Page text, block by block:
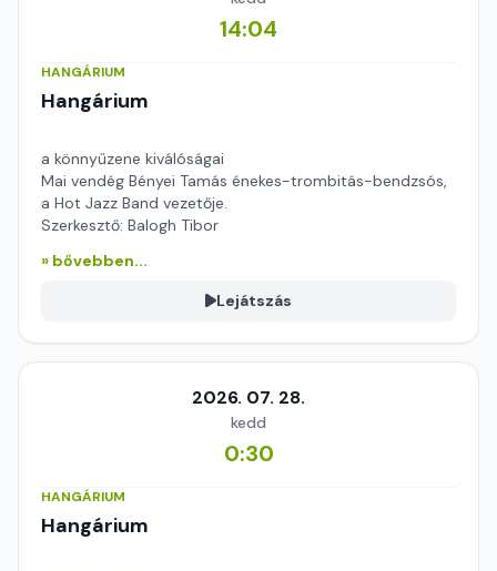
14:04
HANGÁRIUM
Hangárium
a könnyűzene kiválóságai
Mai vendég Bényei Tamás énekes-trombitás-bendzsós,
a Hot Jazz Band vezetője.
Szerkesztő: Balogh Tibor
» bővebben...
Lejátszás
2026. 07. 28.
kedd
0:30
HANGÁRIUM
Hangárium